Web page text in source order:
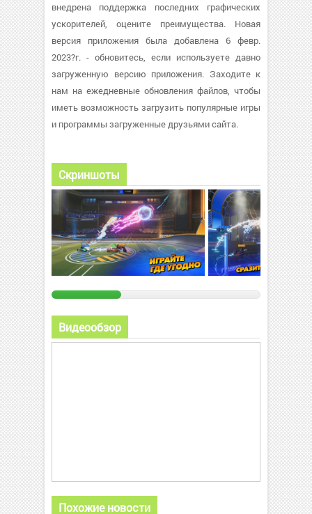
внедрена поддержка последних графических
ускорителей, оцените преимущества. Новая
версия приложения была добавлена 6 февр.
2023?г. - обновитесь, если используете давно
загруженную версию приложения. Заходите к
нам на ежедневные обновления файлов, чтобы
иметь возможность загрузить популярные игры
и программы загруженные друзьями сайта.
Скриншоты
Видеообзор
Похожие новости